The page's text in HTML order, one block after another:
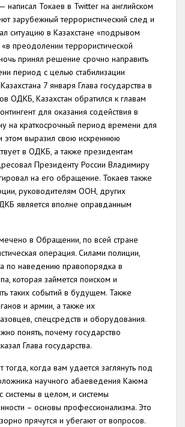
написал Токаев в Twitter на английском
зарубежный террористический след и
ситуацию в Казахстане «подрывом
«в преодолении террористической
принял решение срочно направить
период с целью стабилизации
7 января Глава государства в
ОДКБ, Казахстан обратился к главам
для оказания содействия в
на краткосрочный период времени для
этом выразил свою искреннюю
в ОДКБ, а также президентам
Президенту России Владимиру
на его обращение. Токаев также
руководителям ООН, других
является вполне оправданным
в Обращении, по всей стране
операция. Силами полиции,
по наведению правопорядка в
которая займется поиском и
таких событий в будущем. Также
и армии, а также их
спецсредств и оборудования.
понять, почему государство
Глава государства.
когда вам удается заглянуть под
научного абаеведения Каюма
в целом, и системы
– основы профессионализма. Это
прячутся и убегают от вопросов.